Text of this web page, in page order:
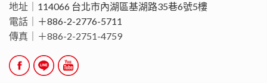
地址｜ 114066 台北市內湖區基湖路35巷6號5樓
電話｜
＋886-2-2776-5711
傳真｜＋886-2-2751-4759